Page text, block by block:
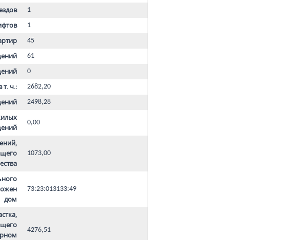
1
1
45
61
0
ч.: 2682,20
2498,28
0,00
1073,00
дом
73:23:013133:49
4276,51